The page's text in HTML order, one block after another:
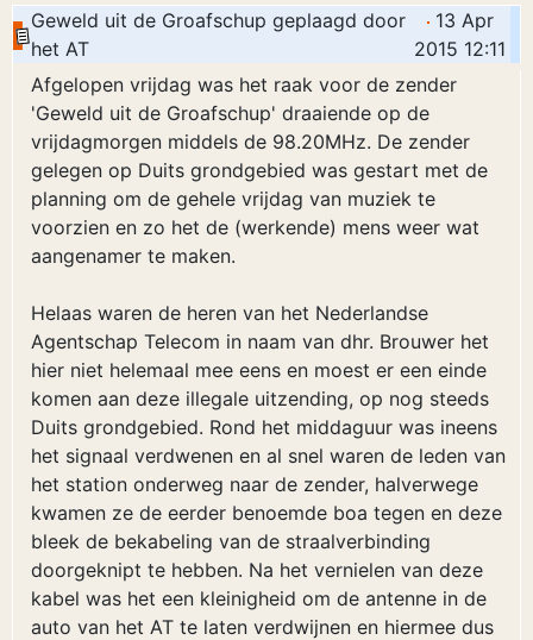
Geweld uit de Groafschup geplaagd door
het AT
13 Apr
2015 12:11
Afgelopen vrijdag was het raak voor de zender
'Geweld uit de Groafschup' draaiende op de
vrijdagmorgen middels de 98.20MHz. De zender
gelegen op Duits grondgebied was gestart met de
planning om de gehele vrijdag van muziek te
voorzien en zo het de (werkende) mens weer wat
aangenamer te maken.
Helaas waren de heren van het Nederlandse
Agentschap Telecom in naam van dhr. Brouwer het
hier niet helemaal mee eens en moest er een einde
komen aan deze illegale uitzending, op nog steeds
Duits grondgebied. Rond het middaguur was ineens
het signaal verdwenen en al snel waren de leden van
het station onderweg naar de zender, halverwege
kwamen ze de eerder benoemde boa tegen en deze
bleek de bekabeling van de straalverbinding
doorgeknipt te hebben. Na het vernielen van deze
kabel was het een kleinigheid om de antenne in de
auto van het AT te laten verdwijnen en hiermee dus